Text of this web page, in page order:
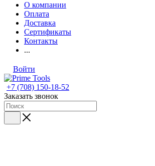
О компании
Оплата
Доставка
Сертификаты
Контакты
...
Войти
+7 (708) 150-18-52
Заказать звонок